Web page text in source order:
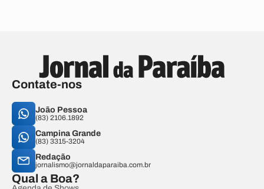
Contate-nos
João Pessoa
(83) 2106.1892
Campina Grande
(83) 3315-3204
Redação
jornalismo@jornaldaparaiba.com.br
Qual a Boa?